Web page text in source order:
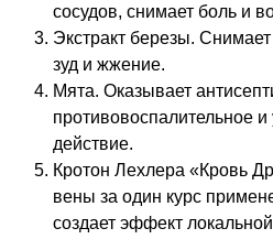
сосудов, снимает боль и
Экстракт березы. Снимает
зуд и жжение.
Мята. Оказывает
противовоспалительное
действие.
Кротон Лехлера «Кровь
вены за один курс
создает эффект